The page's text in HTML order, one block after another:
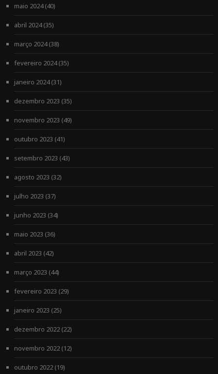
maio 2024(40)
abril 2024(35)
março 2024(38)
fevereiro 2024(35)
janeiro 2024(31)
dezembro 2023 (35)
novembro 2023 (49)
outubro 2023 (41)
setembro 2023 (43)
agosto 2023 (32)
julho 2023 (37)
junho 2023 (34)
maio 2023 (36)
abril 2023 (42)
março 2023 (44)
fevereiro 2023 (29)
janeiro 2023 (25)
dezembro 2022(22)
novembro 2022(12)
outubro 2022(19)